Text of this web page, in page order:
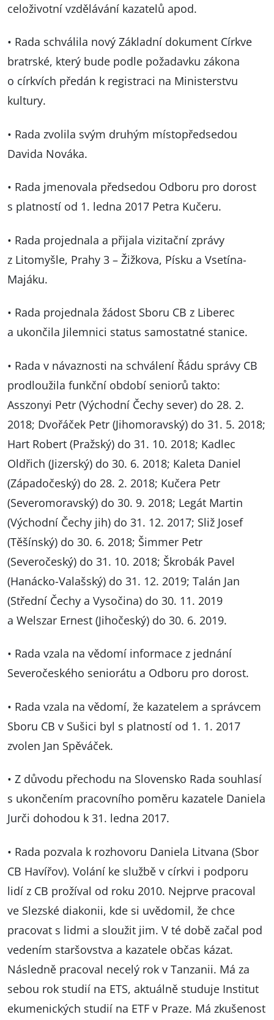
celoživotní vzdělávání kazatelů apod.
• Rada schválila nový Základní dokument Církve
bratrské, který bude podle požadavku zákona
o církvích předán k registraci na Ministerstvu
kultury.
• Rada zvolila svým druhým místopředsedou
Davida Nováka.
• Rada jmenovala předsedou Odboru pro dorost
s platností od 1. ledna 2017 Petra Kučeru.
• Rada projednala a přijala vizitační zprávy
z Litomyšle, Prahy 3 – Žižkova, Písku a Vsetína-
Majáku.
• Rada projednala žádost Sboru CB z Liberec
a ukončila Jilemnici status samostatné stanice.
• Rada v návaznosti na schválení Řádu správy CB
prodloužila funkční období seniorů takto:
Asszonyi Petr (Východní Čechy sever) do 28. 2.
2018; Dvořáček Petr (Jihomoravský) do 31. 5. 2018;
Hart Robert (Pražský) do 31. 10. 2018; Kadlec
Oldřich (Jizerský) do 30. 6. 2018; Kaleta Daniel
(Západočeský) do 28. 2. 2018; Kučera Petr
(Severomoravský) do 30. 9. 2018; Legát Martin
(Východní Čechy jih) do 31. 12. 2017; Sliž Josef
(Těšínský) do 30. 6. 2018; Šimmer Petr
(Severočeský) do 31. 10. 2018; Škrobák Pavel
(Hanácko-Valašský) do 31. 12. 2019; Talán Jan
(Střední Čechy a Vysočina) do 30. 11. 2019
a Welszar Ernest (Jihočeský) do 30. 6. 2019.
• Rada vzala na vědomí informace z jednání
Severočeského seniorátu a Odboru pro dorost.
• Rada vzala na vědomí, že kazatelem a správcem
Sboru CB v Sušici byl s platností od 1. 1. 2017
zvolen Jan Spěváček.
• Z důvodu přechodu na Slovensko Rada souhlasí
s ukončením pracovního poměru kazatele Daniela
Jurči dohodou k 31. ledna 2017.
• Rada pozvala k rozhovoru Daniela Litvana (Sbor
CB Havířov). Volání ke službě v církvi i podporu
lidí z CB prožíval od roku 2010. Nejprve pracoval
ve Slezské diakonii, kde si uvědomil, že chce
pracovat s lidmi a sloužit jim. V té době začal pod
vedením staršovstva a kazatele občas kázat.
Následně pracoval necelý rok v Tanzanii. Má za
sebou rok studií na ETS, aktuálně studuje Institut
ekumenických studií na ETF v Praze. Má zkušenost